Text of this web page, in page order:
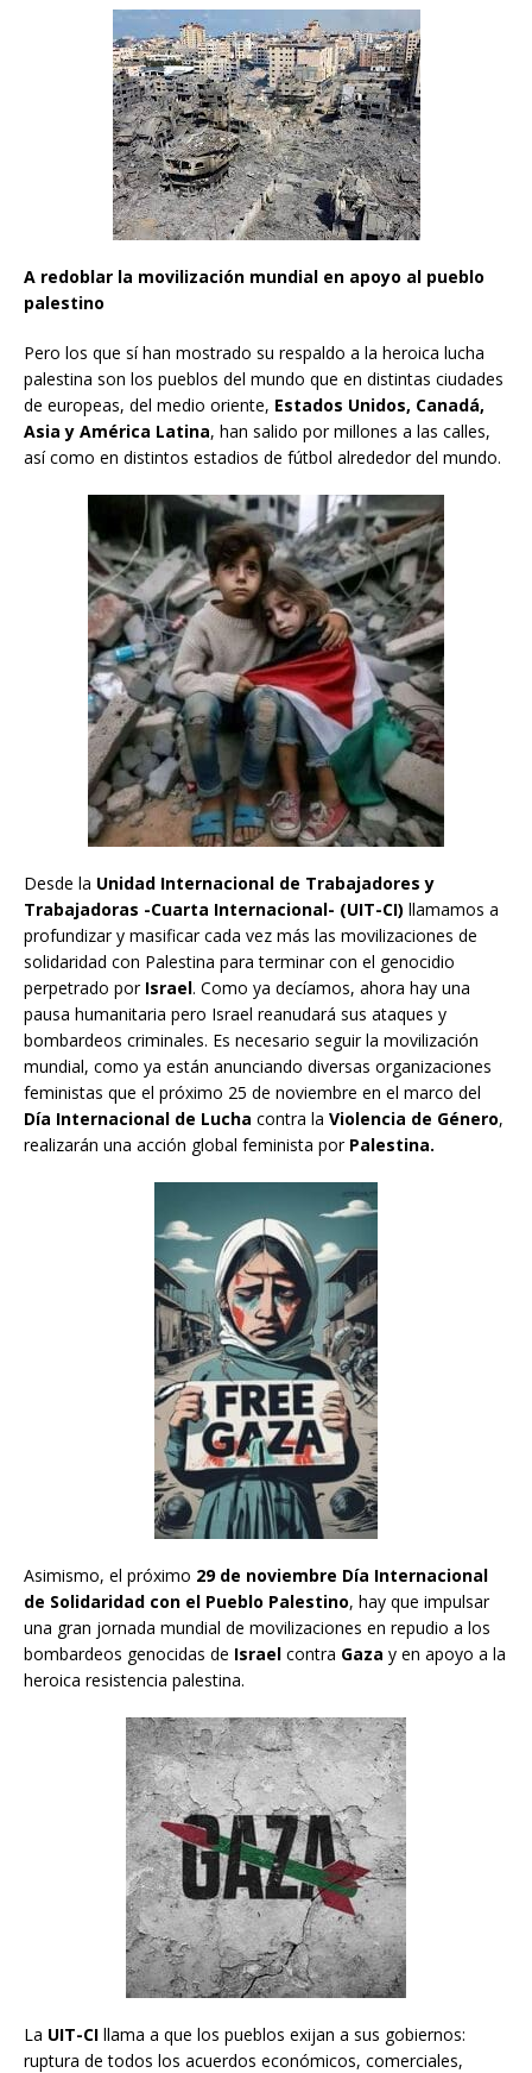
A redoblar la movilización mundial en apoyo al pueblo
palestino
Pero los que sí han mostrado su respaldo a la heroica lucha
palestina son los pueblos del mundo que en distintas ciudades
de europeas, del medio oriente, Estados Unidos, Canadá,
Asia y América Latina, han salido por millones a las calles,
así como en distintos estadios de fútbol alrededor del mundo.
Desde la Unidad Internacional de Trabajadores y
Trabajadoras -Cuarta Internacional- (UIT-CI) llamamos a
profundizar y masificar cada vez más las movilizaciones de
solidaridad con Palestina para terminar con el genocidio
perpetrado porIsrael. Como ya decíamos, ahora hay una
pausa humanitaria pero Israel reanudará sus ataques y
bombardeos criminales. Es necesario seguir la movilización
mundial, como ya están anunciando diversas organizaciones
feministas que el próximo 25 de noviembre en el marco del
Día Internacional de Lucha contra la Violencia de Género,
realizarán una acción global feminista por Palestina.
Asimismo, el próximo 29 de noviembre Día Internacional
de Solidaridad con el Pueblo Palestino, hay que impulsar
una gran jornada mundial de movilizaciones en repudio a los
bombardeos genocidas de Israel contra Gaza y en apoyo a la
heroica resistencia palestina.
La UIT-CI llama a que los pueblos exijan a sus gobiernos:
ruptura de todos los acuerdos económicos, comerciales,